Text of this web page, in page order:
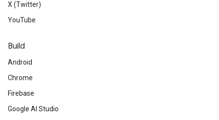
X (Twitter)
YouTube
Build
Android
Chrome
Firebase
Google AI Studio